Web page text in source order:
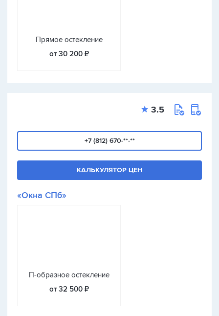
Прямое остекление
от 30 200 ₽
3.5
+7 (812) 670-**-**
КАЛЬКУЛЯТОР ЦЕН
«Окна СПб»
П-образное остекление
от 32 500 ₽